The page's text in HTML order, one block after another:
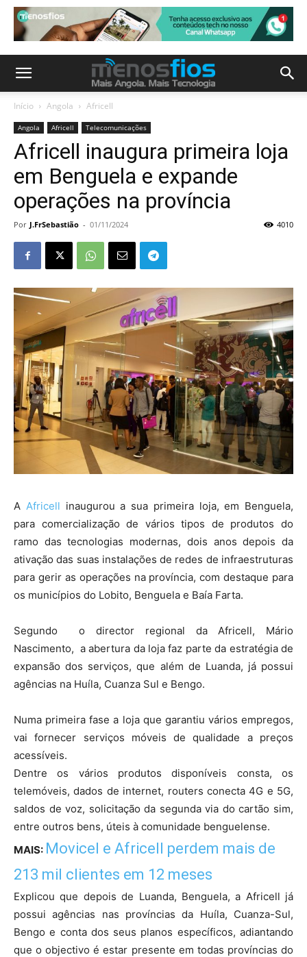
Início Angola Africell
Angola Africell Telecomunicações
Africell inaugura primeira loja
em Benguela e expande
operações na província
Por J.FrSebastião - 01/11/2024 4010
A Africell inaugurou a sua primeira loja, em Benguela,
para comercialização de vários tipos de produtos do
ramo das tecnologias modernas, dois anos depois da
ativação das suas instalações de redes de infraestruturas
para gerir as operações na província, com destaque para
os municípios do Lobito, Benguela e Baía Farta.
Segundo o director regional da Africell, Mário
Nascimento, a abertura da loja faz parte da estratégia de
expansão dos serviços, que além de Luanda, já possui
agências na Huíla, Cuanza Sul e Bengo.
Numa primeira fase a loja que garantiu vários empregos,
vai fornecer serviços móveis de qualidade a preços
acessíveis.
Dentre os vários produtos disponíveis consta, os
telemóveis, dados de internet, routers conecta 4G e 5G,
saldos de voz, solicitação da segunda via do cartão sim,
entre outros bens, úteis à comunidade benguelense.
MAIS: Movicel e Africell perdem mais de
213 mil clientes em 12 meses
Explicou que depois de Luanda, Benguela, a Africell já
possui agências nas províncias da Huíla, Cuanza-Sul,
Bengo e conta dos seus planos específicos, adiantando
que o objectivo é estar presente em todas províncias do